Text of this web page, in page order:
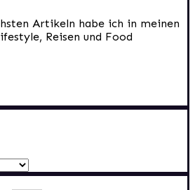
Artikeln habe ich in meinen
Reisen und Food